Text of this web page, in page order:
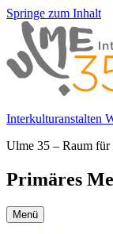
Springe zum Inhalt
Interkulturanstalten
Ulme 35 – Raum
Primäres
Menü